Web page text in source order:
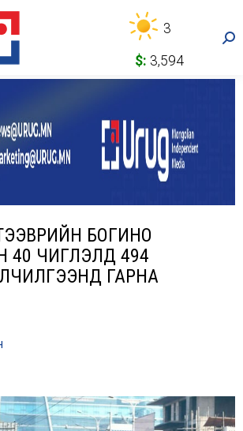
3
$: 3,594
БОГИНО
40 ЧИГЛЭЛД 494
ГАРНА